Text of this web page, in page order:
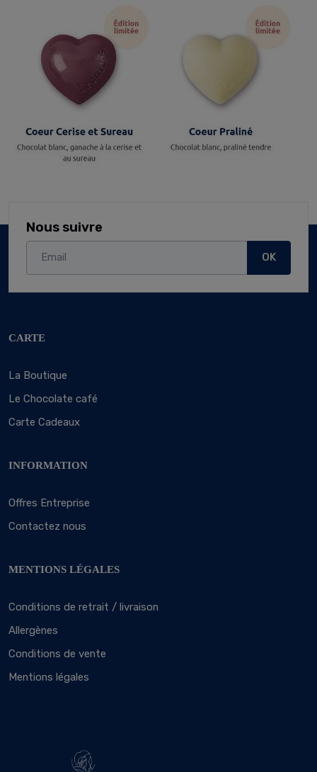
Nous suivre
OK
CARTE
La Boutique
Le Chocolate café
Carte Cadeaux
INFORMATION
Offres Entreprise
Contactez nous
MENTIONS LÉGALES
Conditions de retrait / livraison
Allergènes
Conditions de vente
Mentions légales